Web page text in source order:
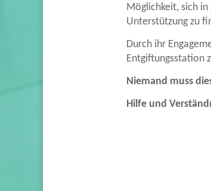
Möglichkeit, sich
Unterstützung zu
Durch ihr
Entgiftungsstation
Niemand muss
Hilfe und